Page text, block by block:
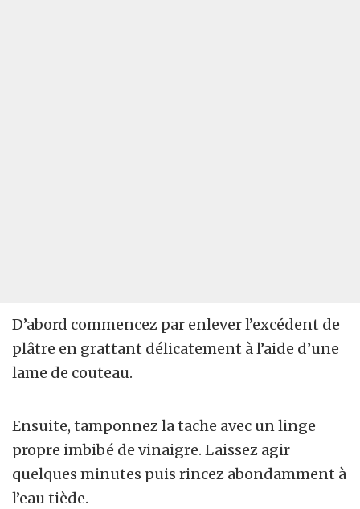
D’abord commencez par enlever l’excédent de
plâtre en grattant délicatement à l’aide d’une
lame de couteau.
Ensuite, tamponnez la tache avec un linge
propre imbibé de vinaigre. Laissez agir
quelques minutes puis rincez abondamment à
l’eau tiède.